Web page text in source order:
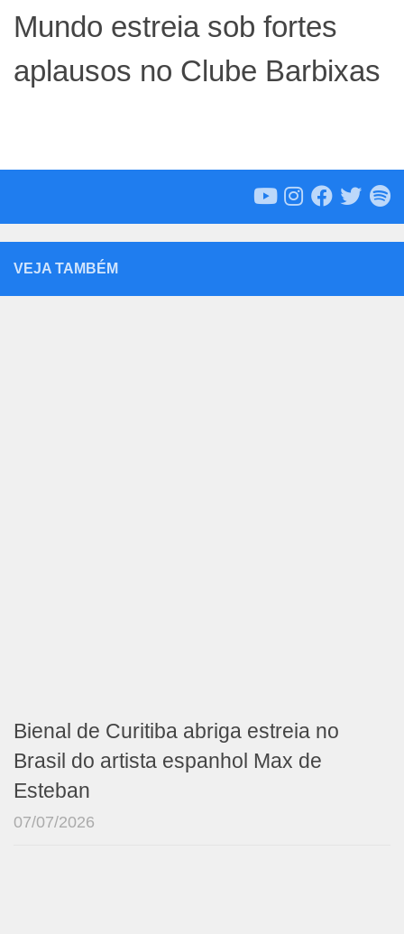
Mundo estreia sob fortes
aplausos no Clube Barbixas
VEJA TAMBÉM
Bienal de Curitiba abriga estreia no
Brasil do artista espanhol Max de
Esteban
07/07/2026